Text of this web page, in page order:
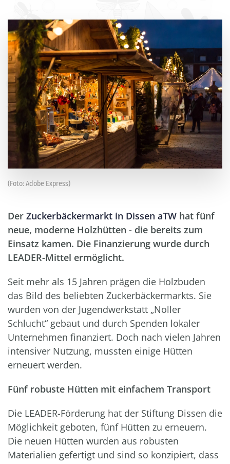
(Foto: Adobe Express)
Der Zuckerbäckermarkt in Dissen aTW hat fünf
neue, moderne Holzhütten - die bereits zum
Einsatz kamen. Die Finanzierung wurde durch
LEADER-Mittel ermöglicht.
Seit mehr als 15 Jahren prägen die Holzbuden
das Bild des beliebten Zuckerbäckermarkts. Sie
wurden von der Jugendwerkstatt „Noller
Schlucht“ gebaut und durch Spenden lokaler
Unternehmen finanziert. Doch nach vielen Jahren
intensiver Nutzung, mussten einige Hütten
erneuert werden.
Fünf robuste Hütten mit einfachem Transport
Die LEADER-Förderung hat der Stiftung Dissen die
Möglichkeit geboten, fünf Hütten zu erneuern.
Die neuen Hütten wurden aus robusten
Materialien gefertigt und sind so konzipiert, dass